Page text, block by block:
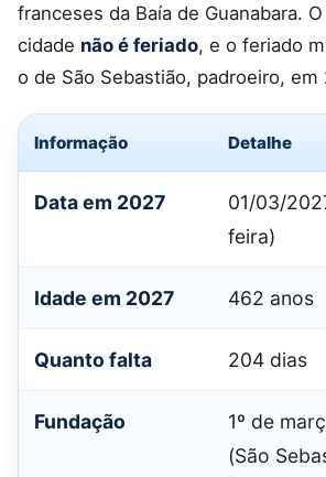
franceses da Baía de Guanabara.
cidade não é feriado, e o feriado
o de São Sebastião, padroeiro, em
Informação Detalhe
Data em 2027
01/03/
feira)
Idade em 2027 462 anos
Quanto falta 204 dias
Fundação
1º de
(São